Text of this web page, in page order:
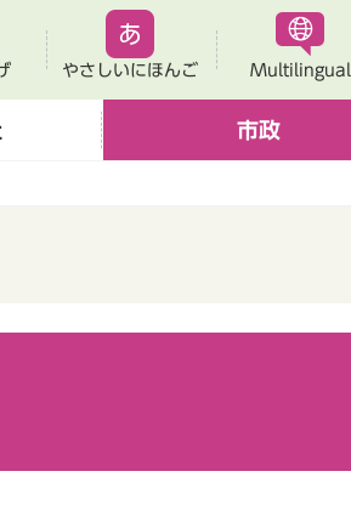
やさしいにほんご Multilingual
市政